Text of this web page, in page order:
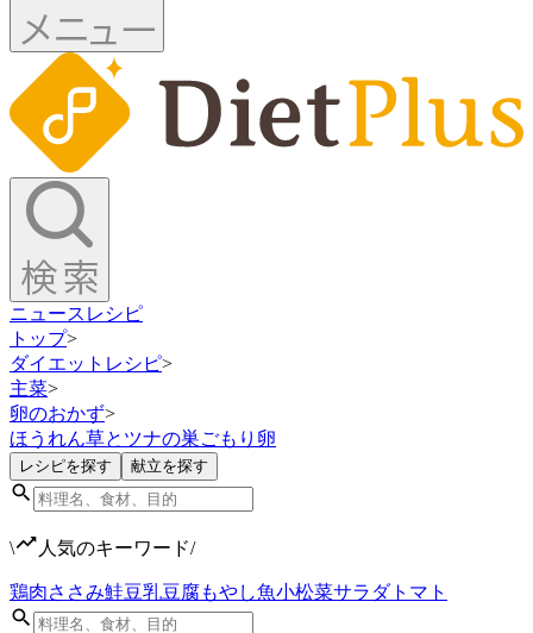
ニュース レシピ
トップ>
ダイエットレシピ>
主菜>
卵のおかず>
ほうれん草とツナの巣ごもり卵
レシピを探す 献立を探す
\ 人気のキーワード/
鶏肉ささみ鮭豆乳豆腐もやし魚小松菜サラダトマト